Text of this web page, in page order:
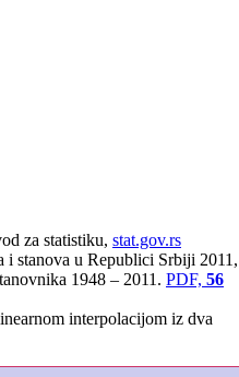
za statistiku, stat.gov.rs
i stanova u Republici Srbiji 2011,
1948 – 2011. PDF, 56
interpolacijom iz dva